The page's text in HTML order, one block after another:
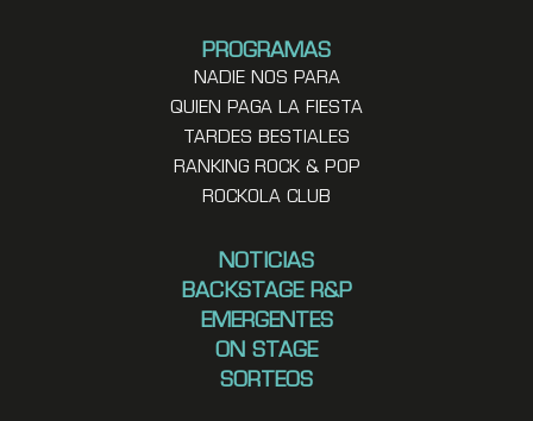
PROGRAMAS
NADIE NOS PARA
QUIEN PAGA LA FIESTA
TARDES BESTIALES
RANKING ROCK & POP
ROCKOLA CLUB
NOTICIAS
BACKSTAGE R&P
EMERGENTES
ON STAGE
SORTEOS